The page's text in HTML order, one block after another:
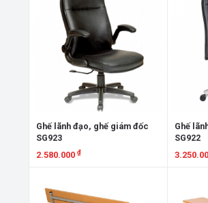
Ghế lãnh đạo, ghế giám đốc
SG923
2.580.000 ₫
Ghế
SG922